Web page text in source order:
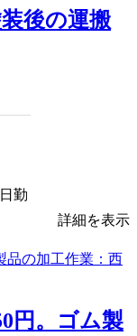
後の運搬
勤
詳細を表示
円。ゴム製